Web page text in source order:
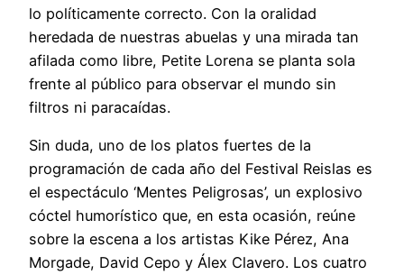
lo políticamente correcto. Con la oralidad
heredada de nuestras abuelas y una mirada tan
afilada como libre, Petite Lorena se planta sola
frente al público para observar el mundo sin
filtros ni paracaídas.
Sin duda, uno de los platos fuertes de la
programación de cada año del Festival Reislas es
el espectáculo ‘Mentes Peligrosas’, un explosivo
cóctel humorístico que, en esta ocasión, reúne
sobre la escena a los artistas Kike Pérez, Ana
Morgade, David Cepo y Álex Clavero. Los cuatro